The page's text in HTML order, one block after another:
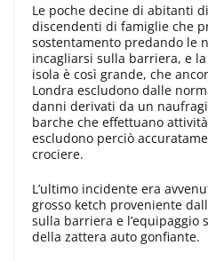
Le poche decine di abitanti
discendenti di famiglie che
sostenta­mento predando le
incagliarsi sulla barriera, e
isola è così grande, che
Londra escludono dalle
danni derivati da un
barche che effettuano
escludono perciò
crociere.
L’ultimo in­cidente era
grosso ketch proveniente
sulla barriera e l’equipaggio
della zattera auto gonfiante.